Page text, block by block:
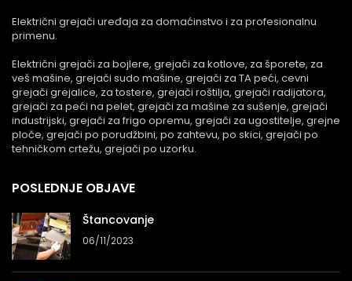
Električni grejači uređaja za domaćinstvo i za profesionalnu
primenu.
Električni grejači za bojlere, grejači za kotlove, za šporete, za
veš mašine, grejači sudo mašine, grejači za TA peći, cevni
grejači grejalice, za tostere, grejači roštilja, grejači radijatora,
grejači za peći na pelet, grejači za mašine za sušenje, grejači
industrijski, grejači za frigo opremu, grejači za ugostitelje, grejne
ploče, grejači po porudžbini, po zahtevu, po skici, grejači po
tehničkom crtežu, grejači po uzorku.
POSLEDNJE OBJAVE
Štancovanje
06/11/2023